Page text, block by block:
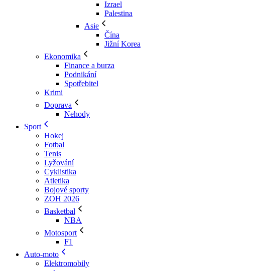
Izrael
Palestina
Asie
Čína
Jižní Korea
Ekonomika
Finance a burza
Podnikání
Spotřebitel
Krimi
Doprava
Nehody
Sport
Hokej
Fotbal
Tenis
Lyžování
Cyklistika
Atletika
Bojové sporty
ZOH 2026
Basketbal
NBA
Motosport
F1
Auto-moto
Elektromobily